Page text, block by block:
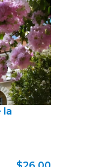
la